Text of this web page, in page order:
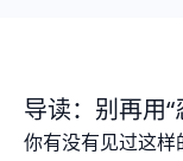
导读：别再用
你有没有见过这样